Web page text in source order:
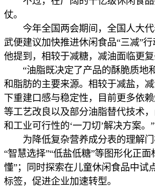
仗。
今年全国两会期间，全国人大代
武便建议加快推进休闲食品“三减”
他提到，相较于减糖，减油面临更复
“油脂既决定了产品的酥脆质地
和脂肪的主要来源。相较于减盐，
下重建口感与稳定性，目前更多依
等工艺改良以及部分油脂替代技术
和工业可行性的‘一刀切’解决方案。
为降低复杂营养成分表的理解门
“智慧选择”“低盐低糖”等图形化正
懂”；同时探索在儿童休闲食品中试
标签，促进企业加速转型。